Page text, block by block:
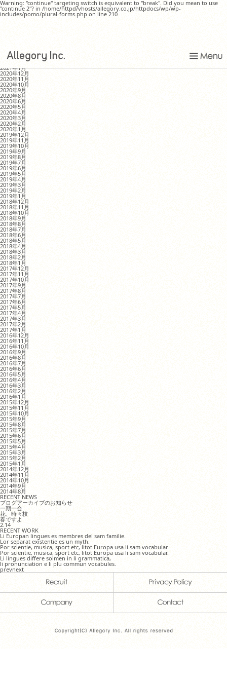
Warning: "continue" targeting switch is equivalent to "break". Did you mean to use
"continue 2"? in /home/httpd/vhosts/allegory.co.jp/httpdocs/wp/wp-
includes/pomo/plural-forms.php on line 210
MONTHLY ARCHIVE
2021年8月
2021年4月
2021年1月
2020年12月
2020年11月
2020年10月
2020年9月
2020年8月
2020年6月
2020年5月
2020年4月
2020年3月
2020年2月
2020年1月
2019年12月
2019年11月
2019年10月
2019年9月
2019年8月
2019年7月
2019年6月
2019年5月
2019年4月
2019年3月
2019年2月
2019年1月
2018年12月
2018年11月
2018年10月
2018年9月
2018年8月
2018年7月
2018年6月
2018年5月
2018年4月
2018年3月
2018年2月
2018年1月
2017年12月
2017年11月
2017年10月
2017年9月
2017年8月
2017年7月
2017年6月
2017年5月
2017年4月
2017年3月
2017年2月
2017年1月
2016年12月
2016年11月
2016年10月
2016年9月
2016年8月
2016年7月
2016年6月
2016年5月
2016年4月
2016年3月
2016年2月
2016年1月
2015年12月
2015年11月
2015年10月
2015年9月
2015年8月
2015年7月
2015年6月
2015年5月
2015年4月
2015年3月
2015年2月
2015年1月
2014年12月
2014年11月
2014年10月
2014年9月
2014年8月
RECENT NEWS
ブログアーカイブのお知らせ
一期一会
花、時々枝
春ですよ
2.14
RECENT WORK
Li Europan lingues es membres del sam familie.
Lor separat existentie es un myth.
Por scientie, musica, sport etc, litot Europa usa li sam vocabular.
Por scientie, musica, sport etc, litot Europa usa li sam vocabular.
Li lingues differe solmen in li grammatica,
li pronunciation e li plu commun vocabules.
prevnext